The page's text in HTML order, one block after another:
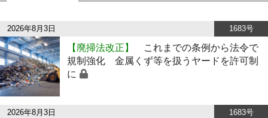
2026年8月3日 1683号
【廃掃法改正】
これまでの条例から法令で
規制強化 金属くず等を扱うヤードを許可制
に
2026年8月3日 1683号